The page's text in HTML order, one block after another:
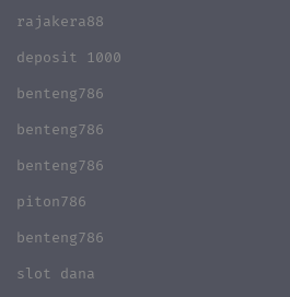
rajakera88
deposit 1000
benteng786
benteng786
benteng786
piton786
benteng786
slot dana